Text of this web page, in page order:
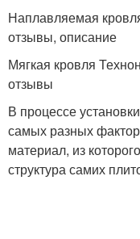
Наплавляемая
отзывы, описание
Мягкая кровля
отзывы
В процессе
самых разных
материал, из
структура самих